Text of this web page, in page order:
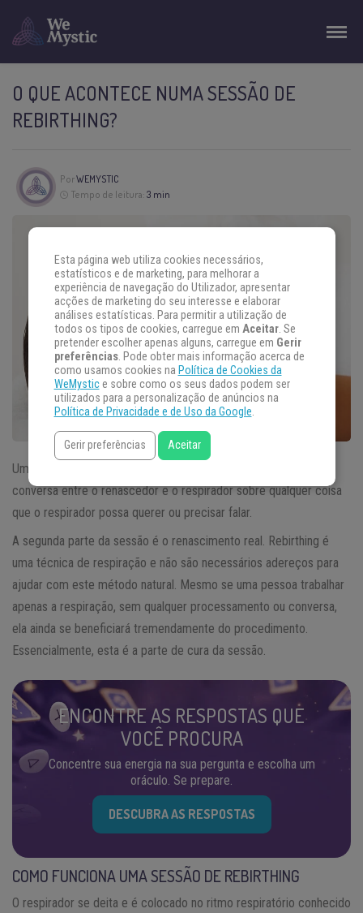
O QUE ACONTECE NUMA SESSÃO DE
REBIRTHING?
PorWEMYSTIC
Tempo de leitura: 3 min
Uma sessão de
conversa entre o renascedor e o respirador sobre qualquer coisa
que o respirador possa querer ou precisar falar.
A segunda parte da sessão é o renascimento real. Rebirthing é
uma técnica de respiração e não são necessários adereços para
ajudar com este método natural. Mesmo se uma pessoa trabalhar
apenas a respiração, sem qualquer processamento ou conversa,
ela ainda se beneficiará tremendamente do procedimento.
Essencialmente, esta é a parte de cura da sessão.
ENCONTRE AS RESPOSTAS QUE
VOCÊ PROCURA
Concentre sua energia na sua pergunta e escolha um
oráculo. Se prepare.
DESCUBRA AS RESPOSTAS
COMO FUNCIONA UMA SESSÃO DE REBIRTHING
O respirador se deita e é colocado no ritmo respiratório conhecido
Esta página web utiliza cookies necessários,
estatísticos e de marketing, para melhorar a
experiência de navegação do Utilizador, apresentar
acções de marketing do seu interesse e elaborar
análises estatísticas. Para permitir a utilização de
todos os tipos de cookies, carregue em Aceitar. Se
pretender escolher apenas alguns, carregue em Gerir
preferências. Pode obter mais informação acerca de
como usamos cookies na Política de Cookies da
WeMystice sobre como os seus dados podem ser
utilizados para a personalização de anúncios na
Política de Privacidade e de Uso da Google.
Gerir preferências Aceitar